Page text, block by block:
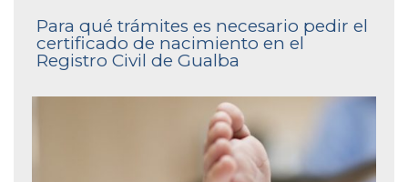
Para qué trámites es necesario pedir el
certificado de nacimiento en el
Registro Civil de Gualba